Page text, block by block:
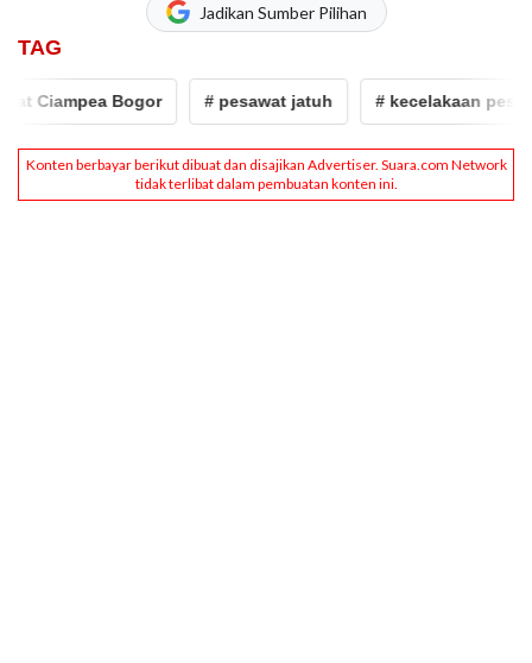
Jadikan Sumber Pilihan
TAG
Bogor # pesawat jatuh # kecelakaan pesawat latih